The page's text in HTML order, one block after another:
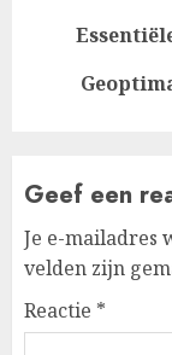
Volgende
bericht:
Geef een
Je e-mailadres
velden zijn
Reactie *